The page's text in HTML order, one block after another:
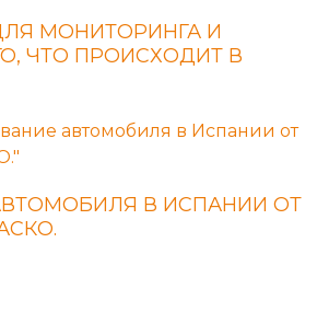
МОНИТОРИНГА И
ЧТО ПРОИСХОДИТ В
В ИСПАНИИ ОТ